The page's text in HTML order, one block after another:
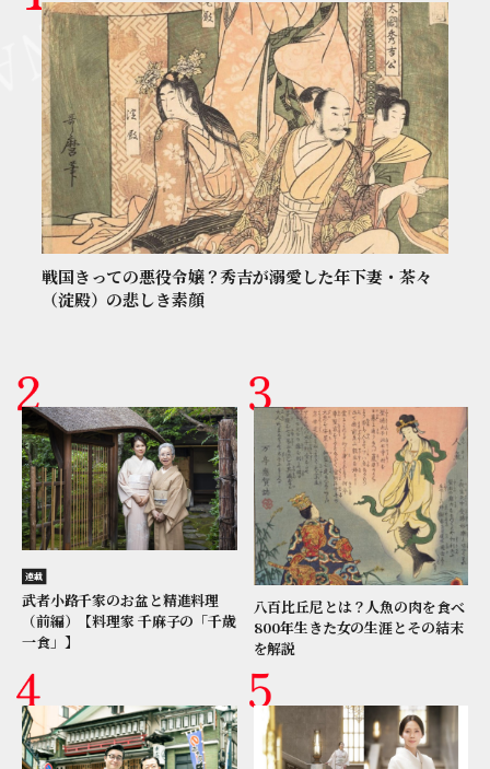
戦国きっての悪役令嬢？秀吉が溺愛した年下妻・茶々
（淀殿）の悲しき素顔
連載
武者小路千家のお盆と精進料理
（前編）【料理家 千麻子の「千歳
一食」】
八百比丘尼とは？人魚の肉を食べ
800年生きた女の生涯とその結末
を解説